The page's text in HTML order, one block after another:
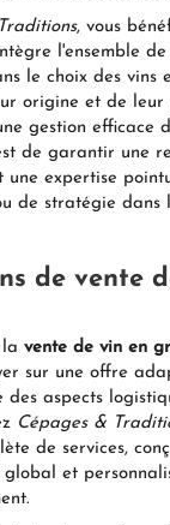
, vous
l'ensemble de
le choix des vins
origine et de leur
gestion efficace
de garantir une
une expertise
de stratégie dans
de vente
la vente de vin en
sur une offre
des aspects
Cépages &
de services,
global et